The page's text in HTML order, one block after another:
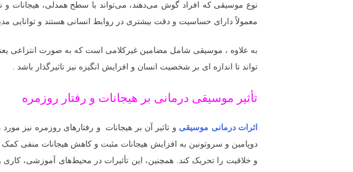
نوع موسیقی که افراد گوش می‌دهند، می‌تواند با سطح همدلی، هیجانات
معمولاً دارای حساسیت و دقت بیشتری در روابط انسانی هستند و توانایی
به علاوه ، موسیقی شامل مضامین غیرکلامی است که به صورت انتزاعی
تواند تا اندازه ای بر شخصیت انسان و افزایش انگیزه نیز تاثیرگذار باشد .
تأثیر موسیقی درمانی بر هیجانات و رفتار روزمره
اثرات درمانی موسیقی و تاثیر آن بر هیجانات و رفتارهای روزمره نیز
دوپامین و سروتونین به افزایش هیجانات مثبت و کاهش هیجانات منفی
و خلاقیت را تحریک کند. همچنین، این تأثیرات در محیط‌های آموزشی،